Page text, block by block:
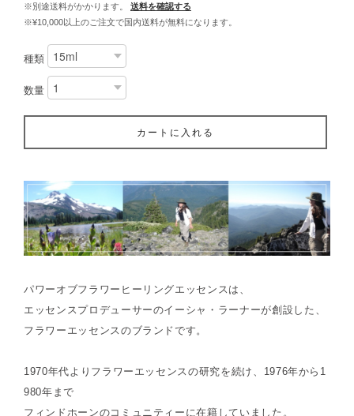
※別途送料がかかります。
送料を確認する
※¥10,000以上のご注文で国内送料が無料になります。
種類
数量
カートに入れる
パワーオブフラワーヒーリングエッセンスは、
エッセンスプロデューサーのイーシャ・ラーナーが創設した、
フラワーエッセンスのブランドです。
1970年代よりフラワーエッセンスの研究を続け、1976年から1
980年まで
フィンドホーンのコミュニティーに在籍していました。